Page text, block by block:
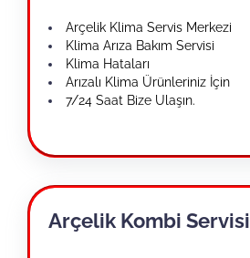
Arçelik Klima Servis Merkezi
Klima Arıza Bakım Servisi
Klima Hataları
Arızalı Klima Ürünleriniz İçin
7/24 Saat Bize Ulaşın.
Arçelik Kombi Servisi